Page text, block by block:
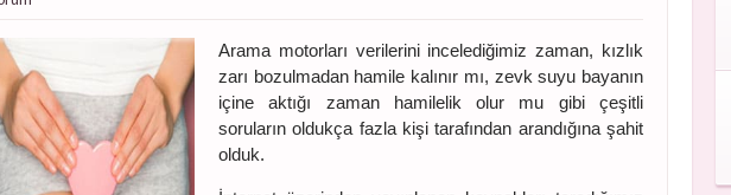
Arama motorları verilerini incelediğimiz zaman, kızlık
zarı bozulmadan hamile kalınır mı, zevk suyu bayanın
içine aktığı zaman hamilelik olur mu gibi çeşitli
soruların oldukça fazla kişi tarafından arandığına şahit
olduk.